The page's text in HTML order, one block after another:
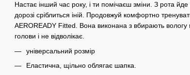
Настає інший час року, і ти помічаєш зміни. З рота
дорозі сріблиться іній. Продовжуй комфортно
AEROREADY Fitted. Вона виконана з вбирають
голови і не відволікає.
універсальний розмір
Еластична, щільно облягає шапка.